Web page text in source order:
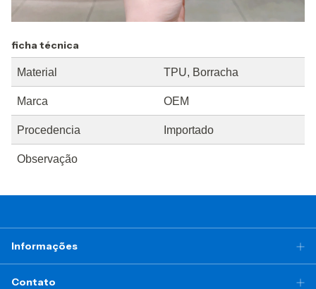
ficha técnica
Material TPU, Borracha
Marca OEM
Procedencia Importado
Observação
Informações
Contato